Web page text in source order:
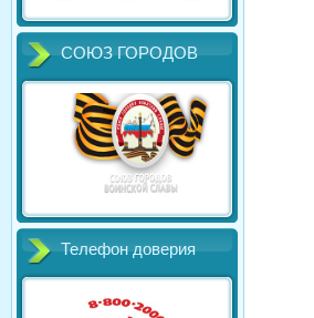
СОЮЗ ГОРОДОВ
Телефон доверия